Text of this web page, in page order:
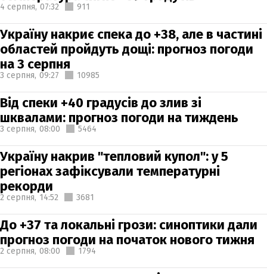
4 серпня, 07:32 911
Україну накриє спека до +38, але в частині
областей пройдуть дощі: прогноз погоди
на 3 серпня
3 серпня, 09:27 10985
Від спеки +40 градусів до злив зі
шквалами: прогноз погоди на тиждень
3 серпня, 08:00 5464
Україну накрив "тепловий купол": у 5
регіонах зафіксували температурні
рекорди
2 серпня, 14:52 3681
До +37 та локальні грози: синоптики дали
прогноз погоди на початок нового тижня
2 серпня, 08:00 1794